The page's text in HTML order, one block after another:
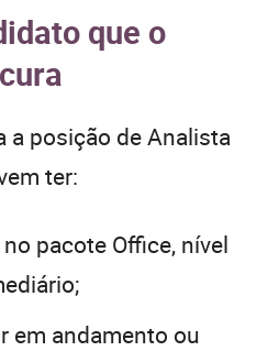
que o
a posição de Analista
ter:
pacote Office, nível
em andamento ou